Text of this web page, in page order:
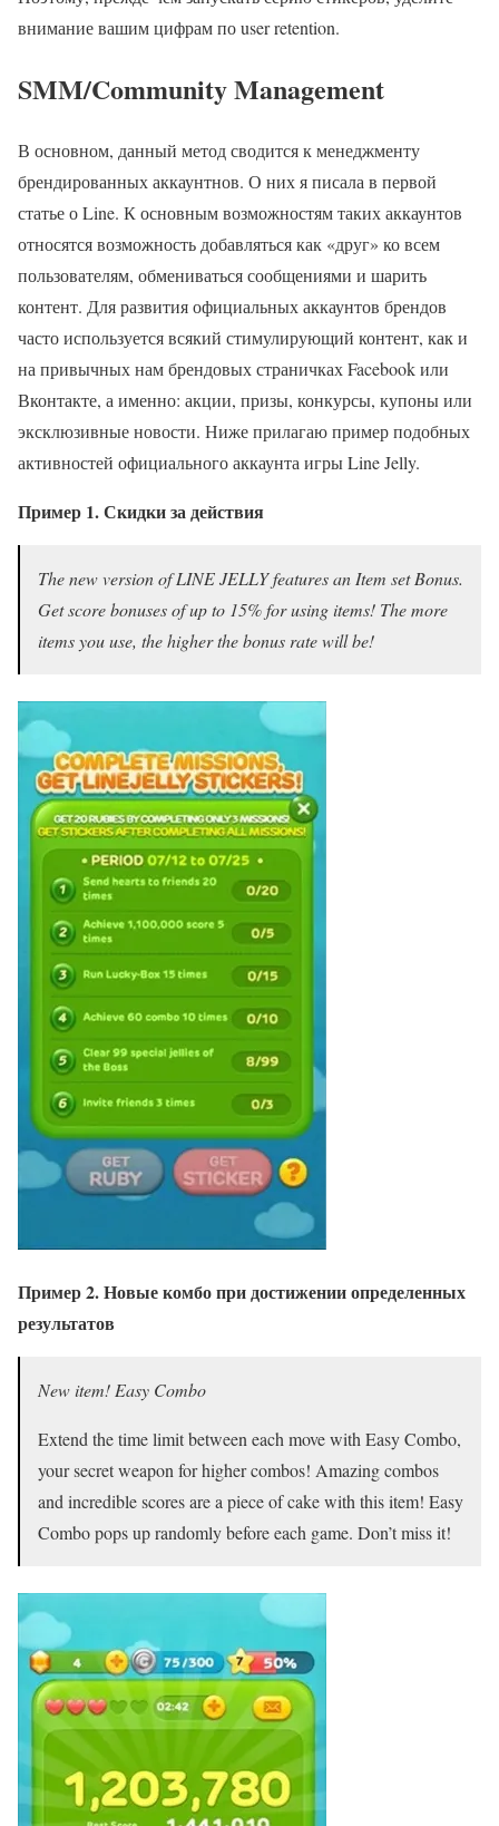
внимание вашим цифрам по user retention.
SMM/Community Management
В основном, данный метод сводится к менеджменту
брендированных аккаунтнов. О них я писала в первой
статье о Line. К основным возможностям таких аккаунтов
относятся возможность добавляться как «друг» ко всем
пользователям, обмениваться сообщениями и шарить
контент. Для развития официальных аккаунтов брендов
часто используется всякий стимулирующий контент, как и
на привычных нам брендовых страничках Facebook или
Вконтакте, а именно: акции, призы, конкурсы, купоны или
эксклюзивные новости. Ниже прилагаю пример подобных
активностей официального аккаунта игры Line Jelly.
Пример 1. Скидки за действия
The new version of LINE JELLY features an Item set Bonus.
Get score bonuses of up to 15% for using items! The more
items you use, the higher the bonus rate will be!
Пример 2. Новые комбо при достижении определенных
результатов
New item! Easy Combo
Extend the time limit between each move with Easy Combo,
your secret weapon for higher combos! Amazing combos
and incredible scores are a piece of cake with this item! Easy
Combo pops up randomly before each game. Don’t miss it!